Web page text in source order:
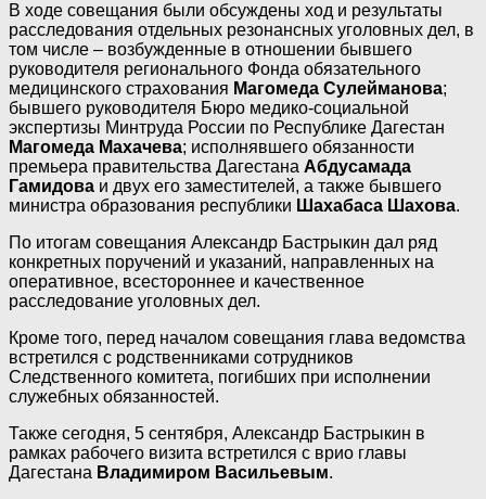
В ходе совещания были обсуждены ход и результаты
расследования отдельных резонансных уголовных дел, в
том числе – возбужденные в отношении бывшего
руководителя регионального Фонда обязательного
медицинского страхования Магомеда Сулейманова;
бывшего руководителя Бюро медико-социальной
экспертизы Минтруда России по Республике Дагестан
Магомеда Махачева; исполнявшего обязанности
премьера правительства Дагестана Абдусамада
Гамидова и двух его заместителей, а также бывшего
министра образования республики Шахабаса Шахова.
По итогам совещания Александр Бастрыкин дал ряд
конкретных поручений и указаний, направленных на
оперативное, всестороннее и качественное
расследование уголовных дел.
Кроме того, перед началом совещания глава ведомства
встретился с родственниками сотрудников
Следственного комитета, погибших при исполнении
служебных обязанностей.
Также сегодня, 5 сентября, Александр Бастрыкин в
рамках рабочего визита встретился с врио главы
Дагестана Владимиром Васильевым.